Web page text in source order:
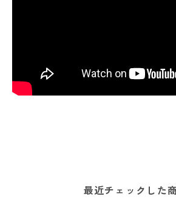
最近チェックした